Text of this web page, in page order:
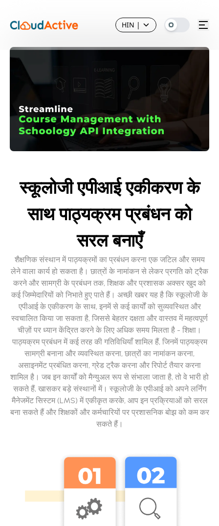
HIN |
स्कूलोजी एपीआई एकीकरण के
साथ पाठ्यक्रम प्रबंधन को
सरल बनाएँ
शैक्षणिक संस्थान में पाठ्यक्रमों का प्रबंधन करना एक जटिल और समय
लेने वाला कार्य हो सकता है। छात्रों के नामांकन से लेकर प्रगति को ट्रैक
करने और सामग्री के प्रबंधन तक, शिक्षक और प्रशासक अक्सर खुद को
कई जिम्मेदारियों को निभाते हुए पाते हैं। अच्छी खबर यह है कि स्कूलोजी के
एपीआई के एकीकरण के साथ, इनमें से कई कार्यों को सुव्यवस्थित और
स्वचालित किया जा सकता है, जिससे बेहतर दक्षता और वास्तव में महत्वपूर्ण
चीज़ों पर ध्यान केंद्रित करने के लिए अधिक समय मिलता है - शिक्षा।
पाठ्यक्रम प्रबंधन में कई तरह की गतिविधियाँ शामिल हैं, जिनमें पाठ्यक्रम
सामग्री बनाना और व्यवस्थित करना, छात्रों का नामांकन करना,
असाइनमेंट प्रबंधित करना, ग्रेड ट्रैक करना और रिपोर्ट तैयार करना
शामिल है। जब इन कार्यों को मैन्युअल रूप से संभाला जाता है, तो वे भारी हो
सकते हैं, खासकर बड़े संस्थानों में। स्कूलोजी के एपीआई को अपने लर्निंग
मैनेजमेंट सिस्टम (LMS) में एकीकृत करके, आप इन प्रक्रियाओं को सरल
बना सकते हैं और शिक्षकों और कर्मचारियों पर प्रशासनिक बोझ को कम कर
सकते हैं।